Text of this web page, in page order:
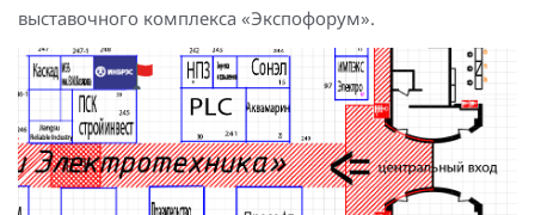
выставочного комплекса «Экспофорум».